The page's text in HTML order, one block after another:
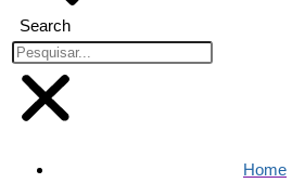
Search
Home